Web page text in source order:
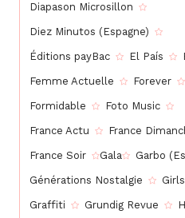
Diapason Microsillon
Diez Minutos (Espagne)
Éditions payBac El País
Femme Actuelle Forever
Formidable Foto Music
France Actu France
France Soir Gala Garbo
Générations Nostalgie Girls
Graffiti Grundig Revue